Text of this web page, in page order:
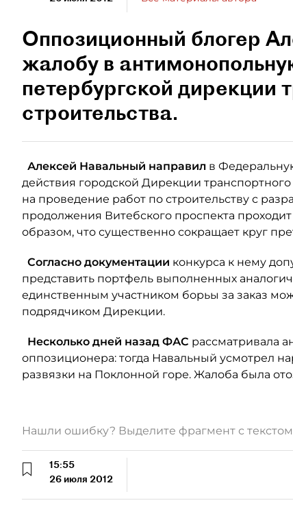
Оппозиционный блогер
жалобу в
петербургской дирекции
строительства.
Алексей Навальный направил в
действия городской Дирекции транспортного
на проведение работ по строительству с
продолжения Витебского проспекта
образом, что существенно сокращает круг
Согласно документации конкурса к нему
представить портфель выполненных
единственным участником борьы за заказ
подрядчиком Дирекции.
Несколько дней назад ФАС рассматривала
оппозиционера: тогда Навальный усмотрел
развязки на Поклонной горе. Жалоба была
Нашли ошибку? Выделите фрагмент с
15:55
26 июля 2012